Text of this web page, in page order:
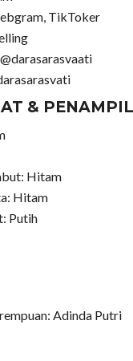
TikToker
&
Hitam
Hitam
Putih
Adinda Putri